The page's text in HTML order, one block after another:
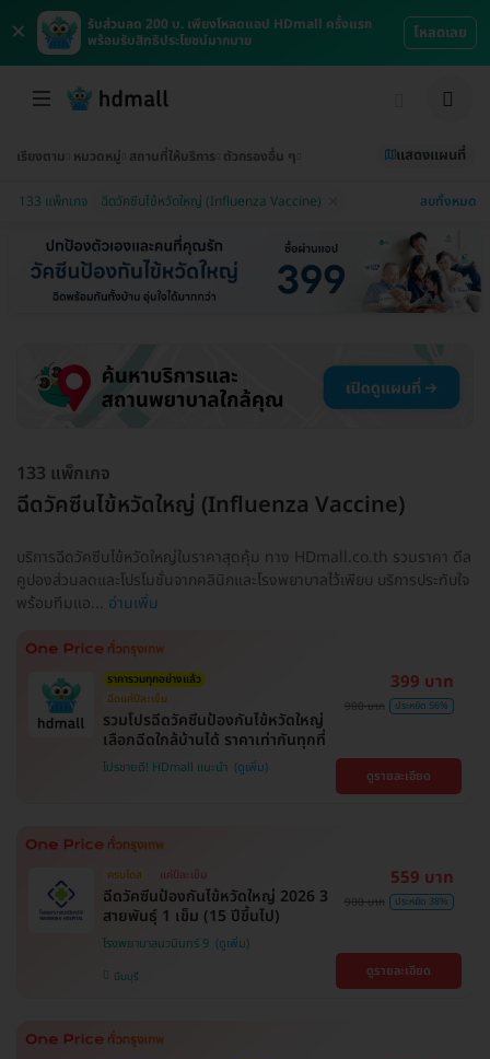
×
รับส่วนลด 200 บ. เพียงโหลดแอป HDmall ครั้งแรก
พร้อมรับสิทธิประโยชน์มากมาย
โหลดเลย
เรียงตาม หมวดหมู่ สถานที่ให้บริการ ตัวกรองอื่น ๆ แสดงแผนที่
133 แพ็กเกจ ฉีดวัคซีนไข้หวัดใหญ่ (Influenza Vaccine) ลบทั้งหมด
133 แพ็กเกจ
ฉีดวัคซีนไข้หวัดใหญ่ (Influenza Vaccine)
บริการฉีดวัคซีนไข้หวัดใหญ่ในราคาสุดคุ้ม ทาง HDmall.co.th รวมราคา ดีล
คูปองส่วนลดและโปรโมชั่นจากคลินิกและโรงพยาบาลไว้เพียบ บริการประทับใจ
พร้อมทีมแอ... อ่านเพิ่ม
ราคารวมทุกอย่างแล้ว
ฉีดแค่ปีละเข็ม
รวมโปรฉีดวัคซีนป้องกันไข้หวัดใหญ่
เลือกฉีดใกล้บ้านได้ ราคาเท่ากันทุกที่
โปรขายดี! HDmall แนะนำ
399 บาท
900 บาท ประหยัด 56%
ดูรายละเอียด
ครบโดส แค่ปีละเข็ม
ฉีดวัคซีนป้องกันไข้หวัดใหญ่ 2026 3
สายพันธุ์ 1 เข็ม (15 ปีขึ้นไป)
โรงพยาบาลนวมินทร์ 9
มีนบุรี
559 บาท
900 บาท ประหยัด 38%
ดูรายละเอียด